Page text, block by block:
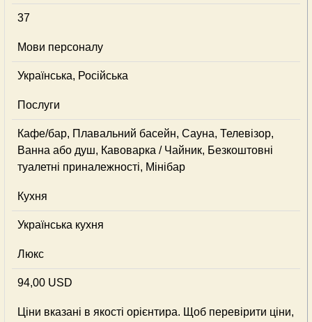
37
Мови персоналу
Українська, Російська
Послуги
Кафе/бар, Плавальний басейн, Сауна, Телевізор,
Ванна або душ, Кавоварка / Чайник, Безкоштовні
туалетні приналежності, Мінібар
Кухня
Українська кухня
Люкс
94,00 USD
Ціни вказані в якості орієнтира. Щоб перевірити ціни,